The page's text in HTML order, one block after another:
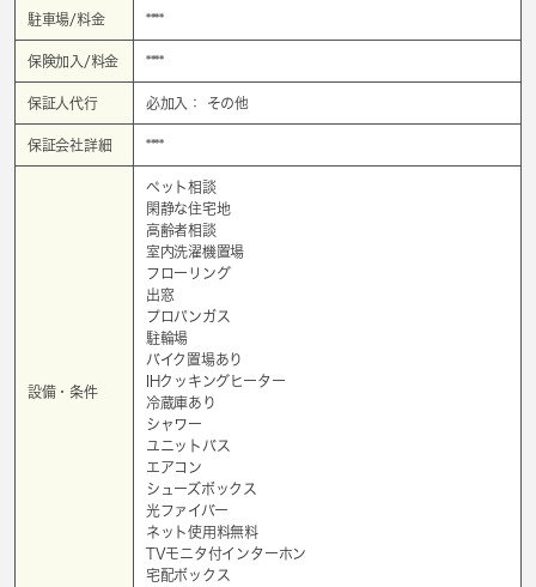
駐車場/料金 ****
保険加入/料金 ****
保証人代行 必加入： その他
保証会社詳細 ****
設備・条件
ペット相談
閑静な住宅地
高齢者相談
室内洗濯機置場
フローリング
出窓
プロパンガス
駐輪場
バイク置場あり
IHクッキングヒーター
冷蔵庫あり
シャワー
ユニットバス
エアコン
シューズボックス
光ファイバー
ネット使用料無料
TVモニタ付インターホン
宅配ボックス